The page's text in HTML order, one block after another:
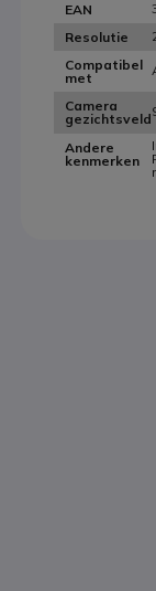
EAN
Resolutie
Compatibel
met
Camera
gezichtsveld
Andere
kenmerken